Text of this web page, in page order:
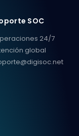
SOC
24/7
global